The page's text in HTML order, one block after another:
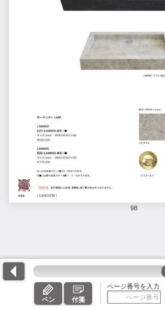
98
ペン 付箋
ページ番号を入力